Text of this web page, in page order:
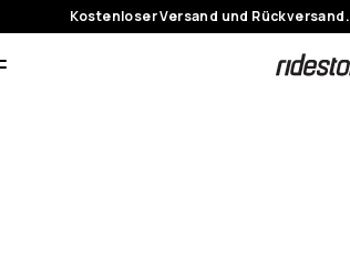
Kostenloser Versand und Rückversand.